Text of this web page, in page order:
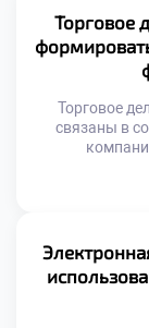
является
начинания.
Торговое
Торговое
связаны в
кровеносной
компетенции
сегодня.